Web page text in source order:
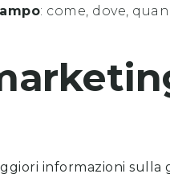
: come, dove,
informazioni